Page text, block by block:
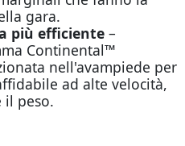
gara.
più efficiente–
Continental™
nell'avampiede per
ad alte velocità,
il peso.